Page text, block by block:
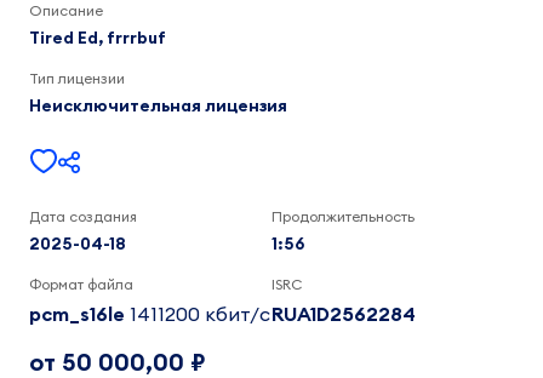
Описание
Tired Ed, frrrbuf
Тип лицензии
Неисключительная лицензия
Дата создания
2025-04-18
Продолжительность
1:56
Формат файла
pcm_s16le 1411200 кбит/c
ISRC
RUA1D2562284
от 50 000,00 ₽